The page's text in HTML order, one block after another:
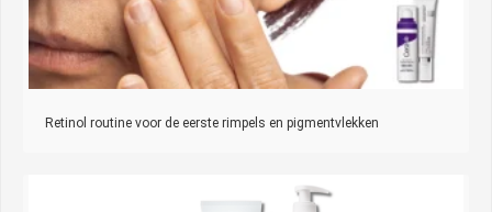
Retinol routine voor de eerste rimpels en pigmentvlekken